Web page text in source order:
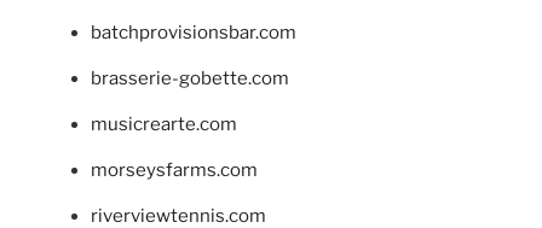
batchprovisionsbar.com
brasserie-gobette.com
musicrearte.com
morseysfarms.com
riverviewtennis.com